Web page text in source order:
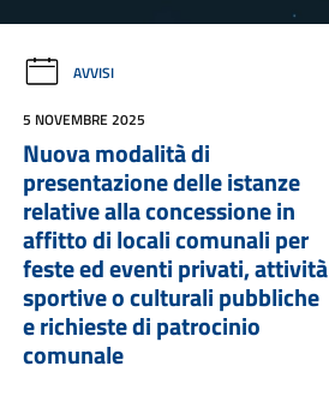
AVVISI
5 NOVEMBRE 2025
Nuova modalità di
presentazione delle istanze
relative alla concessione in
affitto di locali comunali per
feste ed eventi privati, attività
sportive o culturali pubbliche
e richieste di patrocinio
comunale